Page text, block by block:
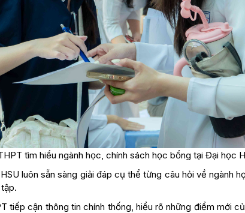
tìm hiểu ngành học, chính sách học bổng tại Đại học
luôn sẵn sàng giải đáp cụ thể từng câu hỏi về ngành
tiếp cận thông tin chính thống, hiểu rõ những điểm mới